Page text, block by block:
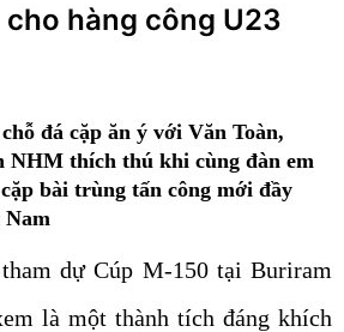
cho hàng công U23
đá cặp ăn ý với Văn Toàn,
NHM thích thú khi cùng đàn em
bài trùng tấn công mới đầy
Nam
dự Cúp M-150 tại Buriram
là một thành tích đáng khích